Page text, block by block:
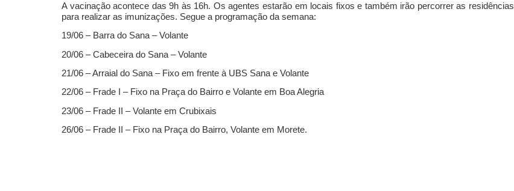
A vacinação acontece das 9h às 16h. Os agentes estarão em locais fixos e também irão percorrer as residências
para realizar as imunizações. Segue a programação da semana:
19/06 – Barra do Sana – Volante
20/06 – Cabeceira do Sana – Volante
21/06 – Arraial do Sana – Fixo em frente à UBS Sana e Volante
22/06 – Frade I – Fixo na Praça do Bairro e Volante em Boa Alegria
23/06 – Frade II – Volante em Crubixais
26/06 – Frade II – Fixo na Praça do Bairro, Volante em Morete.